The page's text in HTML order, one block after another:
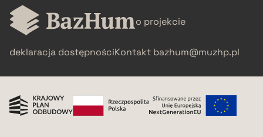
BIBTEX
pobierz cytat
o projekcie
deklaracja dostępnościKontakt bazhum@muzhp.pl